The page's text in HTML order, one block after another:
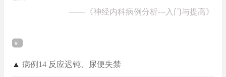
—— 《神经内科病例分析---入门与提高》
▲ 病例14 反应迟钝、尿便失禁